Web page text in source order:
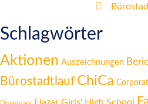
Schlagwörter
Aktionen Auszeichnungen
Bürostadtlauf ChiCa